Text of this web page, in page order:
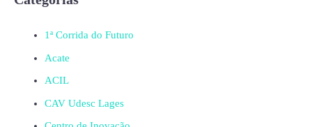
1ª Corrida do Futuro
Acate
ACIL
CAV Udesc Lages